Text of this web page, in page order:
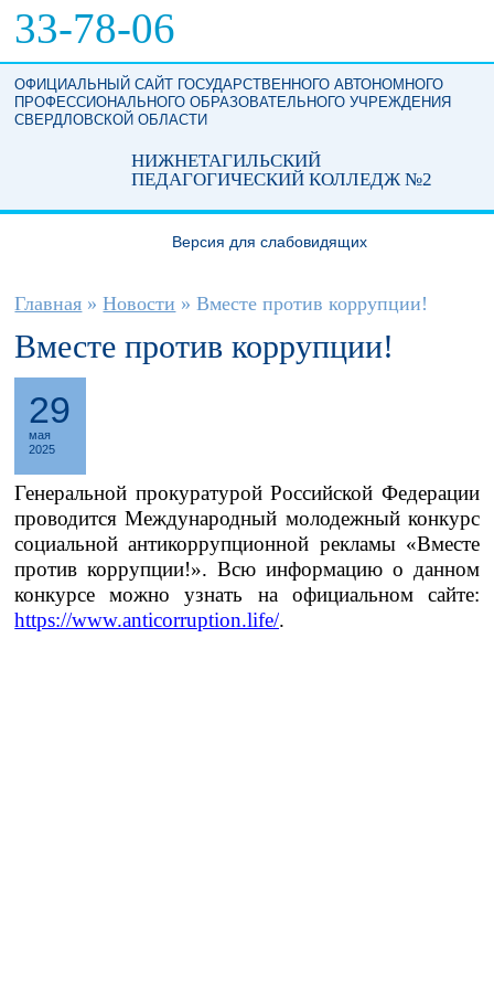
33-78-06
ОФИЦИАЛЬНЫЙ САЙТ ГОСУДАРСТВЕННОГО АВТОНОМНОГО
ПРОФЕССИОНАЛЬНОГО ОБРАЗОВАТЕЛЬНОГО УЧРЕЖДЕНИЯ
СВЕРДЛОВСКОЙ ОБЛАСТИ
НИЖНЕТАГИЛЬСКИЙ
ПЕДАГОГИЧЕСКИЙ КОЛЛЕДЖ №2
Версия для слабовидящих
Вы здесь
Главная » Новости » Вместе против коррупции!
Вместе против коррупции!
29
мая
2025
Генеральной прокуратурой Российской Федерации
проводится Международный молодежный конкурс
социальнойантикоррупционной рекламы «Вместе
против коррупции!». Всю информацию о данном
конкурсе можно узнать на официальном сайте:
https://www.anticorruption.life/.